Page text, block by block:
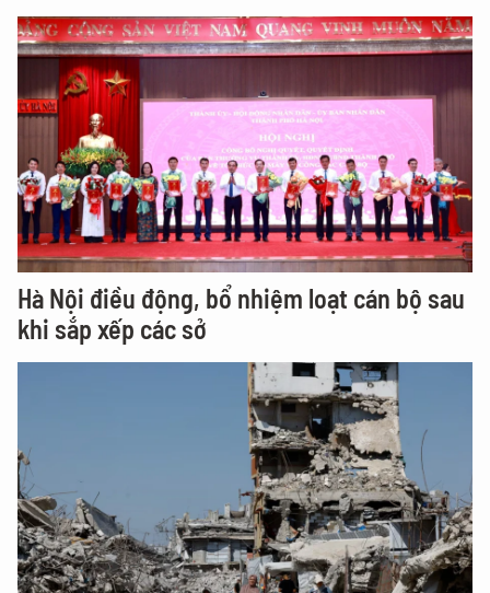
Hà Nội điều động, bổ nhiệm loạt cán bộ sau
khi sắp xếp các sở